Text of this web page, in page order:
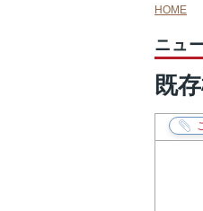
HOME
ニュ
既